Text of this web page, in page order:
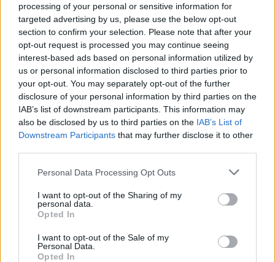
processing of your personal or sensitive information for
targeted advertising by us, please use the below opt-out
section to confirm your selection. Please note that after your
opt-out request is processed you may continue seeing
interest-based ads based on personal information utilized by
us or personal information disclosed to third parties prior to
your opt-out. You may separately opt-out of the further
disclosure of your personal information by third parties on the
IAB’s list of downstream participants. This information may
also be disclosed by us to third parties on the IAB’s List of
Downstream Participants that may further disclose it to other
Personal Data Processing Opt Outs
I want to opt-out of the Sharing of my
personal data.
Opted In
I want to opt-out of the Sale of my
Personal Data.
Opted In
παρενόχληση του πλοίου, το οποίο εκτελεί
κανονικά τις εργασίες του.
Σημειώνεται ότι τοOcean Linκ είχε ξεκινήσει τις
υποθαλάσσιες έρευνες με βάση τηNAVTEX471/26
που εξέδωσε ο σταθμός του Ηρακλείου ενώ είχε
πάρει άδειες από τις ελληνικές αρχές για εργασίες
πόντισης καλωδιών οπτικών ινών του ΟΤΕ στο
πλαίσιο του έργου «SEA-SPINE: High Speed